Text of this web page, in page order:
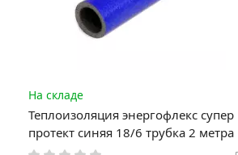
На складе
Теплоизоляция энергофлекс супер
протект синяя 18/6 трубка 2 метра